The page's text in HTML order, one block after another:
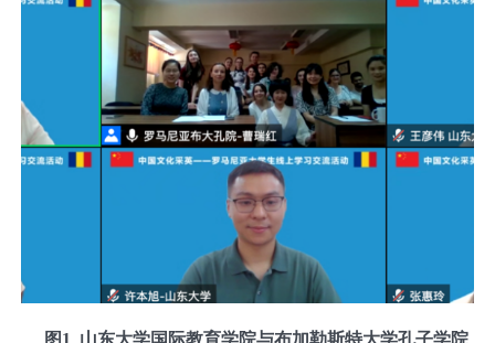
图1 山东大学国际教育学院与布加勒斯特大学孔子学院